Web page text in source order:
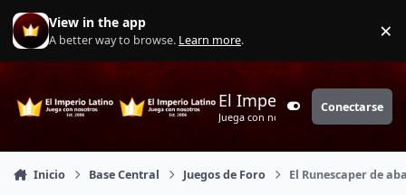
Saltar a contenido
View in the app
A better way to browse. Learn more. ×
El Imperio Latino
Juega con nosotrosCustomizer
Conectarse
Inicio Base Central Juegos de Foro El Runescaper de